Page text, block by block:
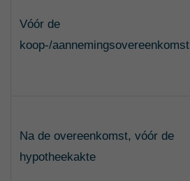
Vóór de
koop-/aannemingsovereenkomst
Na de overeenkomst, vóór de
hypotheekakte